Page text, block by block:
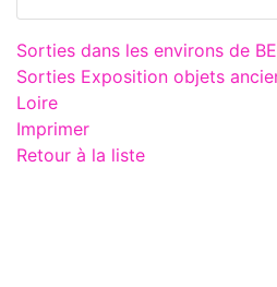
Sorties dans les environs de
Sorties Exposition objets
Loire
Imprimer
Retour à la liste